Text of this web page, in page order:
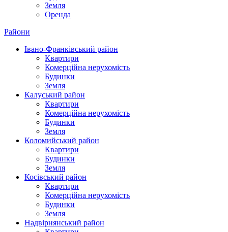
Земля
Оренда
Райони
Івано-Франківський район
Квартири
Комерційна нерухомість
Будинки
Земля
Калуський район
Квартири
Комерційна нерухомість
Будинки
Земля
Коломийський район
Квартири
Будинки
Земля
Косівський район
Квартири
Комерційна нерухомість
Будинки
Земля
Надвірнянський район